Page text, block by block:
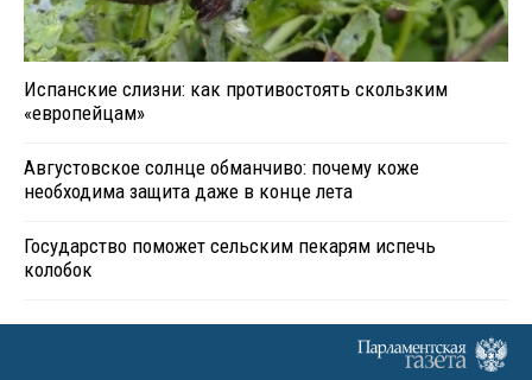
Испанские слизни: как противостоять скользким
«европейцам»
Августовское солнце обманчиво: почему коже
необходима защита даже в конце лета
Государство поможет сельским пекарям испечь
колобок